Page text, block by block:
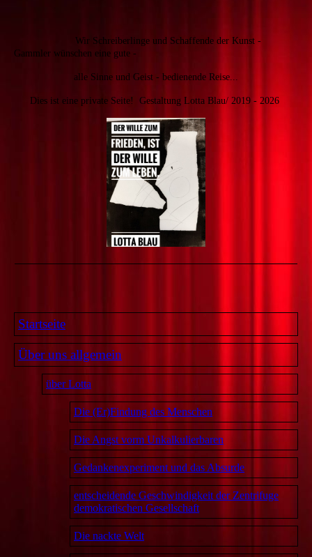
Wir Schreiberlinge und Schaffende der Kunst -
Gammler wünschen eine gute -
alle Sinne und Geist - bedienende Reise...
Dies ist eine private Seite! Gestaltung Lotta Blau/ 2019 - 2026
Startseite
Über uns allgemein
über Lotta
Die (Er)Findung des Menschen
Die Angst vorm Unkalkulierbaren
Gedankenexperiment und das Absurde
entscheidende Geschwindigkeit der Zentrifuge
demokratischen Gesellschaft
Die nackte Welt